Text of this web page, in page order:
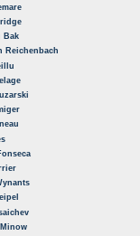
Bak
Reichenbach